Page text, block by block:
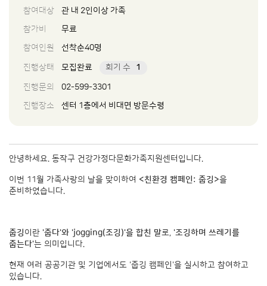
참여대상
관 내 2인이상 가족
참가비
무료
참여인원
선착순40명
진행상태 모집완료 회기 수 1
진행문의
02-599-3301
진행장소
센터 1층에서 비대면 방문수령
안녕하세요. 동작구 건강가정다문화가족지원센터입니다.
이번 11월 가족사랑의 날을 맞이하여 <친환경 캠페인: 줍깅>을
준비하였습니다.
줍깅이란 '줍다'와 'jogging(조깅)'을 합친 말로, '조깅하며 쓰레기를
줍는다'는 의미입니다.
현재 여러 공공기관 및 기업에서도 '줍깅 캠페인'을 실시하고 참여하고
있습니다.